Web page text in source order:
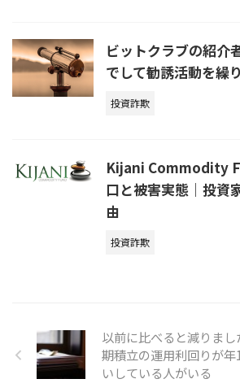
ビットクラブの紹介
でして勧誘活動を繰
投資詐欺
Kijani Commodity
口と被害実態｜投資
由
投資詐欺
以前に比べると減りま
期積立の運用利回りが
いしている人がいる